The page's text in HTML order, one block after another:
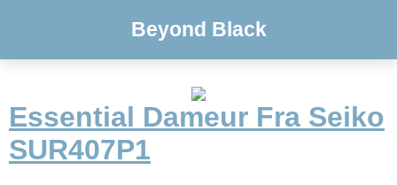
Beyond Black
Essential Dameur Fra Seiko
SUR407P1